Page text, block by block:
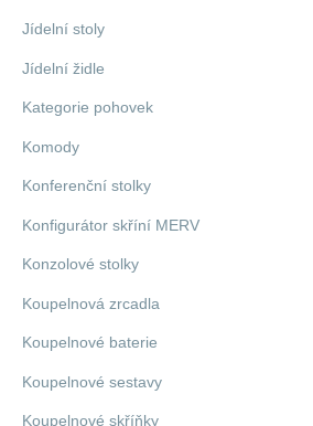
Jídelní stoly
Jídelní židle
Kategorie pohovek
Komody
Konferenční stolky
Konfigurátor skříní MERV
Konzolové stolky
Koupelnová zrcadla
Koupelnové baterie
Koupelnové sestavy
Koupelnové skříňky